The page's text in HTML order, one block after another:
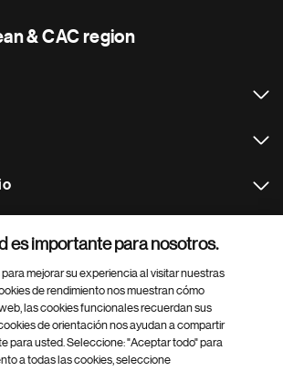
& CAC region
es importante para nosotros.
mejorar su experiencia al visitar nuestras
de rendimiento nos muestran cómo
las cookies funcionales recuerdan sus
de orientación nos ayudan a compartir
para usted. Seleccione: "Aceptar todo" para
a todas las cookies, seleccione